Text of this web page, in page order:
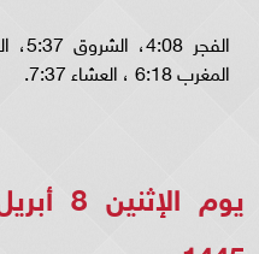
المغرب 6:18 ، العشاء 7:37.